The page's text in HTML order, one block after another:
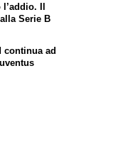
Il
Serie B
continua ad